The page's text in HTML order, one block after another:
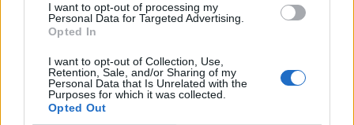
I want to opt-out of processing my
Personal Data for Targeted Advertising.
Opted In
I want to opt-out of Collection, Use,
Retention, Sale, and/or Sharing of my
Personal Data that Is Unrelated with the
Purposes for which it was collected.
Opted Out
τίμημα για το 60% του
Όμιλος AKTOR: Εξαγοράζει το 75% των ΗΛΕΚΤΩΡ και THALIS –
Στρατηγική συνεργασία με τη Motor Oil